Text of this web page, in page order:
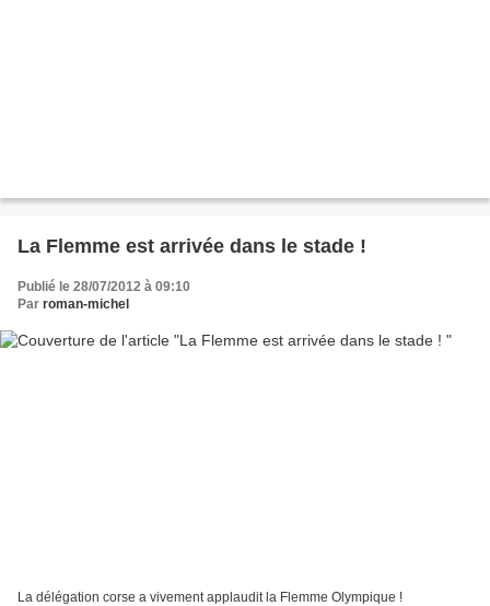
La Flemme est arrivée dans le stade !
Publié le 28/07/2012 à 09:10
Par roman-michel
La délégation corse a vivement applaudit la Flemme Olympique !